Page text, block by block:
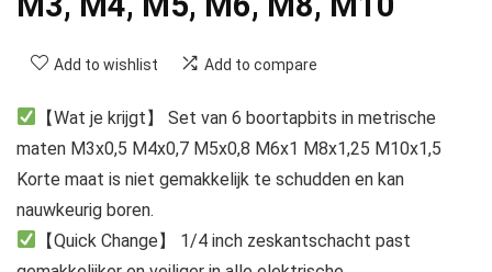
Add to wishlist Add to compare
【Wat je krijgt】 Set van 6 boortapbits in metrische
maten M3x0,5 M4x0,7 M5x0,8 M6x1 M8x1,25 M10x1,5
Korte maat is niet gemakkelijk te schudden en kan
nauwkeurig boren.
【Quick Change】 1/4 inch zeskantschacht past